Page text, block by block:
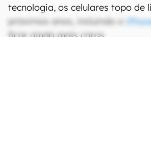
tecnologia, os celulares topo de
próximos anos, incluindo o
ficar ainda mais caros.